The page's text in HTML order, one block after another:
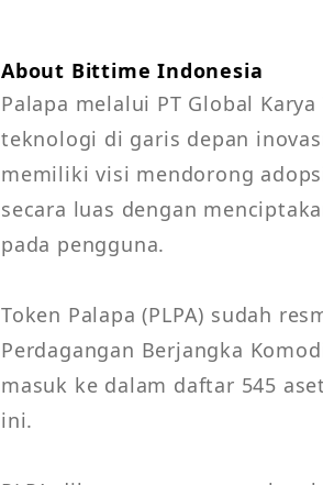
About Bittime Indonesia
Palapa melalui PT Global
teknologi di garis depan
memiliki visi mendorong
secara luas dengan
pada pengguna.
Token Palapa (PLPA) sudah
Perdagangan Berjangka
masuk ke dalam daftar 545
ini.